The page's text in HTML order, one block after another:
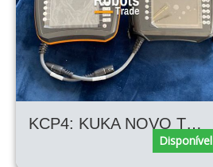
KCP4: KUKA NOVO TEACH PENDANT SMARTPAD PARA KRC4
Disponível